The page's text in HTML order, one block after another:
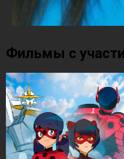
Фильмы с